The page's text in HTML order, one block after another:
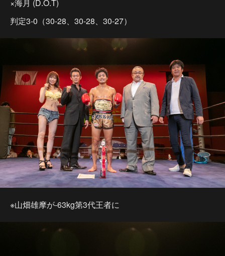
×海月 (D.O.T)
判定3-0（30-28、30-28、30-27）
※山畑雄摩が-63kg第3代王者に